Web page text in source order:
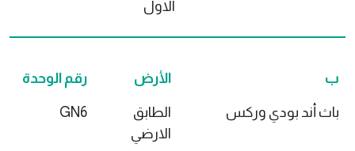
الاول
ب الأرض رقم الوحدة
باث أند بودي وركس
الطابق
الارضي
GN6